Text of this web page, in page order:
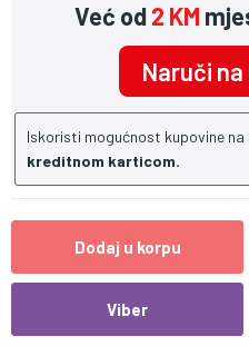
Već od2 KM
Naruči
Iskoristi mogućnost kupovine
kreditnom karticom.
Dodaj u korpu
Viber